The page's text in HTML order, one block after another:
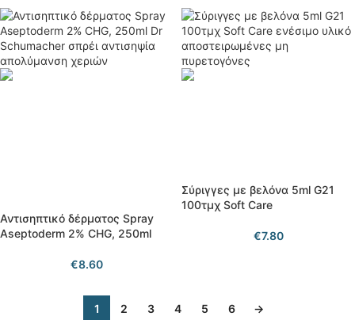
Αντισηπτικό δέρματος Spray
Aseptoderm 2% CHG, 250ml
€8.60
Σύριγγες με βελόνα 5ml G21
100τμχ Soft Care
€7.80
1 2 3 4 5 6 →